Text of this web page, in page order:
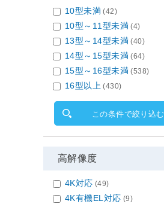
10型未満 (42)
10型～11型未満 (4)
13型～14型未満 (40)
14型～15型未満 (64)
15型～16型未満 (538)
16型以上 (430)
この条件で絞り込む
高解像度
4K対応 (49)
4K有機EL対応 (9)